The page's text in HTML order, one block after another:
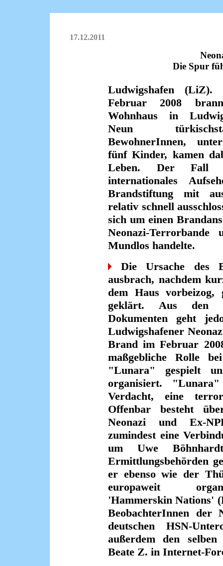
17.12.2011
Die Spur
Ludwigshafen
Feb­ruar 2008
Wohnhaus in
Neun
BewohnerInnen,
fünf Kinder, kamen
Leben. Der Fall
internationales
Brandstiftung mit
relativ schnell
sich um einen
Neonazi-
Mundlos handelte.
Die Ursache des
ausbrach, nachdem
dem Haus
geklärt. Aus den
Dokumenten geht
Ludwigshafener
Brand im Februar
maßgebliche Rolle
"Lunara" gespielt
organisiert.
Verdacht, eine
Offenbar besteht
Neonazi und Ex-
zumindest eine
um Uwe
Ermittlungsbehörden
er ebenso wie der
europaweit
'Hammerskin Nations'
BeobachterInnen der
deutschen HSN-
außerdem den
Beate Z. in Internet-